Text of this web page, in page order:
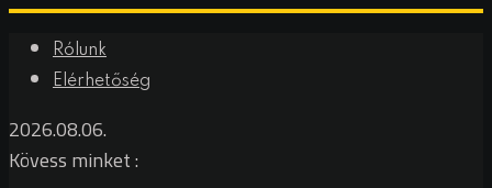
Rólunk
Elérhetőség
2026.08.06.
Kövess minket :